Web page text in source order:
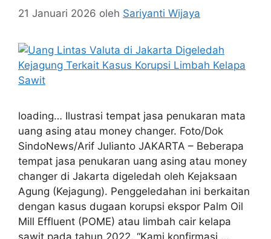
21 Januari 2026 oleh Sariyanti Wijaya
loading… Ilustrasi tempat jasa penukaran mata
uang asing atau money changer. Foto/Dok
SindoNews/Arif Julianto JAKARTA – Beberapa
tempat jasa penukaran uang asing atau money
changer di Jakarta digeledah oleh Kejaksaan
Agung (Kejagung). Penggeledahan ini berkaitan
dengan kasus dugaan korupsi ekspor Palm Oil
Mill Effluent (POME) atau limbah cair kelapa
sawit pada tahun 2022. “Kami konfirmasi …